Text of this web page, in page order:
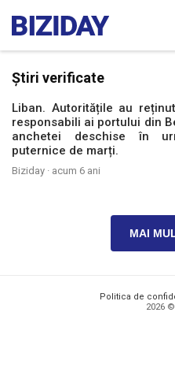
Știri verificate
Liban. Autoritățile au
responsabili ai portului din
anchetei deschise în
puternice de marți.
Biziday · acum 6 ani
MAI
Politica de
2026